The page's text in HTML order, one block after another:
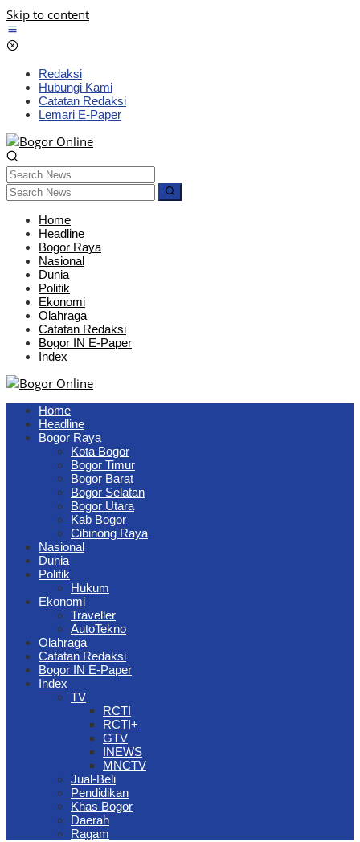
Skip to content
Redaksi
Hubungi Kami
Catatan Redaksi
Lemari E-Paper
Home
Headline
Bogor Raya
Nasional
Dunia
Politik
Ekonomi
Olahraga
Catatan Redaksi
Bogor IN E-Paper
Index
Home
Headline
Bogor Raya
Kota Bogor
Bogor Timur
Bogor Barat
Bogor Selatan
Bogor Utara
Kab Bogor
Cibinong Raya
Nasional
Dunia
Politik
Hukum
Ekonomi
Traveller
AutoTekno
Olahraga
Catatan Redaksi
Bogor IN E-Paper
Index
TV
RCTI
RCTI+
GTV
INEWS
MNCTV
Jual-Beli
Pendidikan
Khas Bogor
Daerah
Ragam